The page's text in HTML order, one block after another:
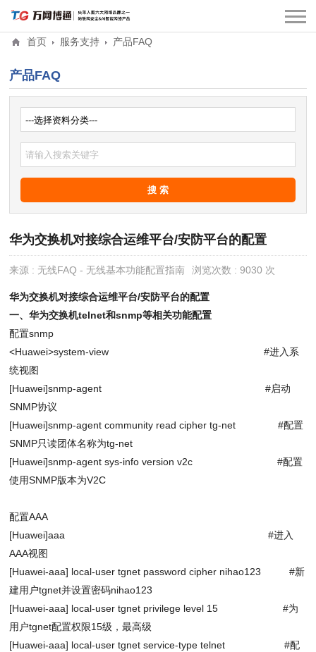
首页 服务支持 产品FAQ
产品FAQ
华为交换机对接综合运维平台/安防平台的配置
来源 : 无线FAQ - 无线基本功能配置指南 浏览次数 : 9030 次
华为交换机对接综合运维平台/安防平台的配置
一、华为交换机telnet和snmp等相关功能配置
配置snmp
<Huawei>system-view #进入系
统视图
[Huawei]snmp-agent #启动
SNMP协议
[Huawei]snmp-agent community read cipher tg-net #配置
SNMP只读团体名称为tg-net
[Huawei]snmp-agent sys-info version v2c #配置
使用SNMP版本为V2C
配置AAA
[Huawei]aaa #进入
AAA视图
[Huawei-aaa] local-user tgnet password cipher nihao123 #新
建用户tgnet并设置密码nihao123
[Huawei-aaa] local-user tgnet privilege level 15 #为
用户tgnet配置权限15级，最高级
[Huawei-aaa] local-user tgnet service-type telnet #配